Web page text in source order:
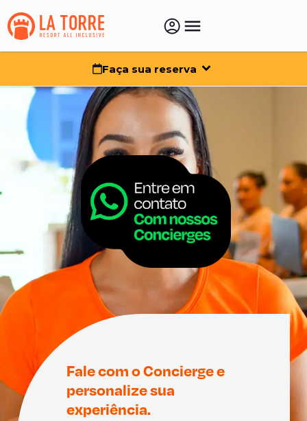
Faça sua reserva
Fale com o Concierge e
personalize sua
experiência.